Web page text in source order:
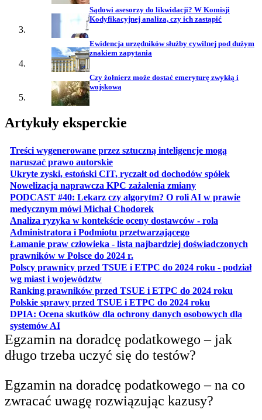
Sądowi asesorzy do likwidacji? W Komisji
Kodyfikacyjnej analiza, czy ich zastąpić
Ewidencja urzędników służby cywilnej pod dużym
znakiem zapytania
Czy żołnierz może dostać emeryturę zwykłą i
wojskową
Artykuły eksperckie
Treści wygenerowane przez sztuczną inteligencje mogą
naruszać prawo autorskieotwiera się w nowej karcie
Ukryte zyski, estoński CIT, ryczałt od dochodów spółekotwiera
Nowelizacja naprawcza KPC zażalenia zmianyotwiera się w
PODCAST #40: Lekarz czy algorytm? O roli AI w prawie
medycznym mówi Michał Chodorekotwiera się w nowej karcie
Analiza ryzyka w kontekście oceny dostawców - rola
Administratora i Podmiotu przetwarzającegootwiera się w
Łamanie praw człowieka - lista najbardziej doświadczonych
prawników w Polsce do 2024 r.
Polscy prawnicy przed TSUE i ETPC do 2024 roku - podział
wg miast i województwotwiera się w nowej karcie
Ranking prawników przed TSUE i ETPC do 2024 roku
Polskie sprawy przed TSUE i ETPC do 2024 roku
DPIA: Ocena skutków dla ochrony danych osobowych dla
systemów AIotwiera się w nowej karcie
Egzamin na doradcę podatkowego – jak
długo trzeba uczyć się do testów?
Egzamin na doradcę podatkowego – na co
zwracać uwagę rozwiązując kazusy?